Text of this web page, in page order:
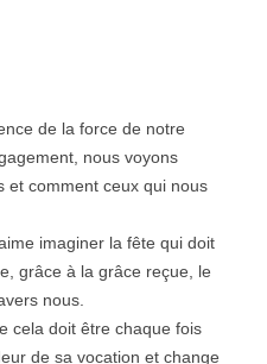
de la force de notre
nous voyons
et comment ceux qui nous
imaginer la fête qui doit
grâce à la grâce reçue, le
nous.
cela doit être chaque fois
de sa vocation et change